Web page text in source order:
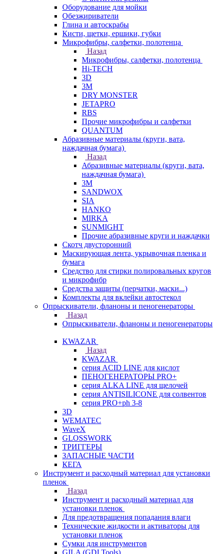
Оборудование для мойки
Обезжириватели
Глина и автоскрабы
Кисти, щетки, ершики, губки
Микрофибры, салфетки, полотенца
Назад
Микрофибры, салфетки, полотенца
Hi-TECH
3D
3М
DRY MONSTER
JETAPRO
RBS
Прочие микрофибры и салфетки
QUANTUM
Абразивные материалы (круги, вата,
наждачная бумага)
Назад
Абразивные материалы (круги, вата,
наждачная бумага)
3М
SANDWOX
SIA
HANKO
MIRKA
SUNMIGHT
Прочие абразивные круги и наждачки
Скотч двусторонний
Маскирующая лента, укрывочная пленка и
бумага
Средство для стирки полировальных кругов
и микрофибр
Средства защиты (перчатки, маски...)
Комплекты для вклейки автостекол
Опрыскиватели, фланоны и пеногенераторы
Назад
Опрыскиватели, фланоны и пеногенераторы
KWAZAR
Назад
KWAZAR
серия ACID LINE для кислот
ПЕНОГЕНЕРАТОРЫ PRO+
серия ALKA LINE для щелочей
серия ANTISILICONE для солвентов
серия PRO+ph 3-8
3D
WEMATEC
WaveX
GLOSSWORK
ТРИГГЕРЫ
ЗАПАСНЫЕ ЧАСТИ
КЕГА
Инструмент и расходный материал для установки
пленок
Назад
Инструмент и расходный материал для
установки пленок
Для предотвращения попадания влаги
Технические жидкости и активаторы для
установки пленок
Сумки для инструментов
GILA (GDI Tools)